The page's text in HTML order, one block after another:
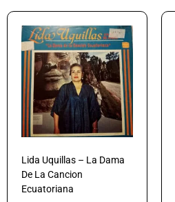
Lida Uquillas – La Dama
De La Cancion
Ecuatoriana